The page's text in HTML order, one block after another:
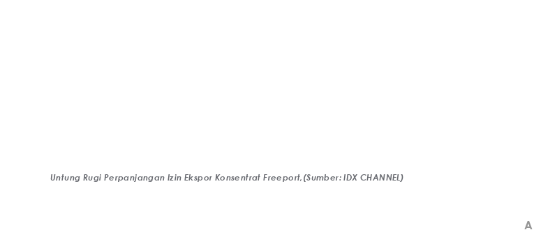
Untung Rugi Perpanjangan Izin Ekspor Konsentrat Freeport,(Sumber: IDX CHANNEL)
A